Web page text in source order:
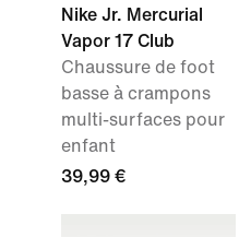
Nike Jr. Mercurial
Vapor 17 Club
Chaussure de foot
basse à crampons
multi-surfaces pour
enfant
39,99 €